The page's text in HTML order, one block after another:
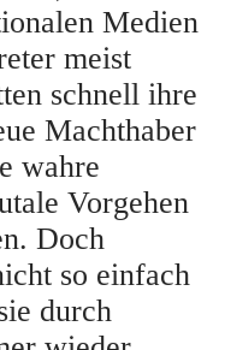
Medien
meist
schnell ihre
Machthaber
wahre
Vorgehen
Doch
so einfach
durch